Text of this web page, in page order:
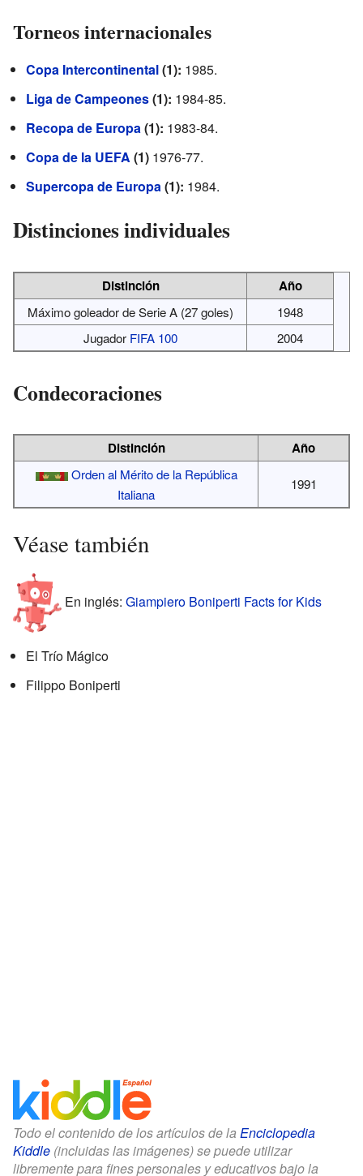
Torneos internacionales
Copa Intercontinental(1): 1985.
Liga de Campeones(1): 1984-85.
Recopa de Europa(1): 1983-84.
Copa de la UEFA (1) 1976-77.
Supercopa de Europa(1): 1984.
Distinciones individuales
Distinción Año
Máximo goleador de Serie A (27 goles)
1948
Jugador FIFA 100 2004
Condecoraciones
Distinción Año
Orden al Mérito de la República
Italiana
1991
Véase también
En inglés: Giampiero Boniperti Facts for Kids
El Trío Mágico
Filippo Boniperti
Todo el contenido de los artículos de la Enciclopedia
Kiddle (incluidas las imágenes) se puede utilizar
libremente para fines personales y educativos bajo la